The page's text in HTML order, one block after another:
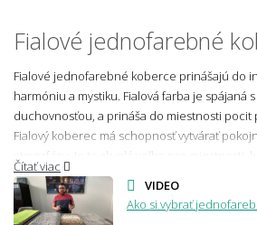
Fialové jednofarebné
Fialové jednofarebné koberce prinášajú do
harmóniu a mystiku. Fialová farba je spájaná
duchovnosťou, a prináša do miestnosti pocit
Fialový koberec má schopnosť vytvárať
atmosféru. Je to skvelá voľba pre miestnosti,
odpočívať, ako súspálne
jednofarebný koberec pre svoj domov a
eleganciu, harmóniu a mystiku. S našou
Čítať viac
VIDEO
Ako si vybrať